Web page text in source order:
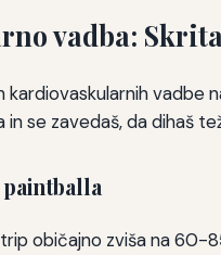
vadba:
se zavedaš, da dihaš
običajno zviša na 60-